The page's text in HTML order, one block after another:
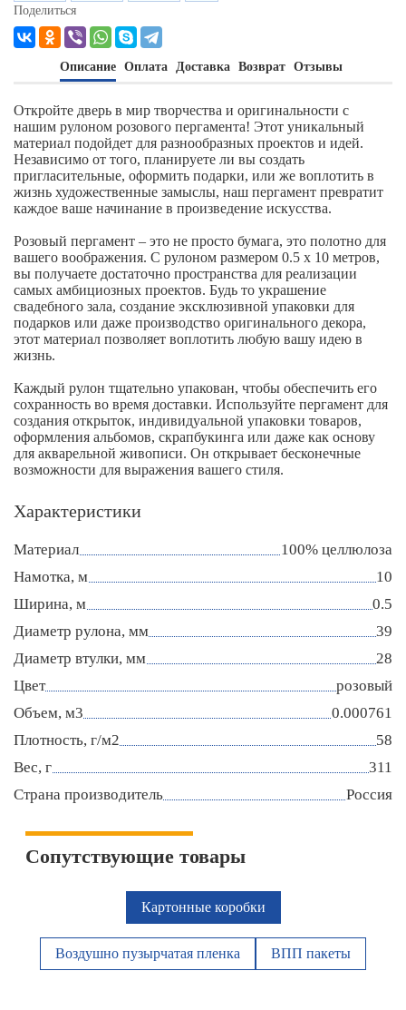
Поделиться
Описание Оплата Доставка Возврат Отзывы
Откройте дверь в мир творчества и оригинальности с
нашим рулоном розового пергамента! Этот уникальный
материал подойдет для разнообразных проектов и идей.
Независимо от того, планируете ли вы создать
пригласительные, оформить подарки, или же воплотить в
жизнь художественные замыслы, наш пергамент превратит
каждое ваше начинание в произведение искусства.
Розовый пергамент – это не просто бумага, это полотно для
вашего воображения. С рулоном размером 0.5 х 10 метров,
вы получаете достаточно пространства для реализации
самых амбициозных проектов. Будь то украшение
свадебного зала, создание эксклюзивной упаковки для
подарков или даже производство оригинального декора,
этот материал позволяет воплотить любую вашу идею в
жизнь.
Каждый рулон тщательно упакован, чтобы обеспечить его
сохранность во время доставки. Используйте пергамент для
создания открыток, индивидуальной упаковки товаров,
оформления альбомов, скрапбукинга или даже как основу
для акварельной живописи. Он открывает бесконечные
возможности для выражения вашего стиля.
Характеристики
Материал
100% целлюлоза
Намотка, м
10
Ширина, м
0.5
Диаметр рулона, мм
39
Диаметр втулки, мм
28
Цвет
розовый
Объем, м3
0.000761
Плотность, г/м2
58
Вес, г
311
Страна производитель
Россия
Сопутствующие товары
Картонные коробки
Воздушно пузырчатая пленка ВПП пакеты